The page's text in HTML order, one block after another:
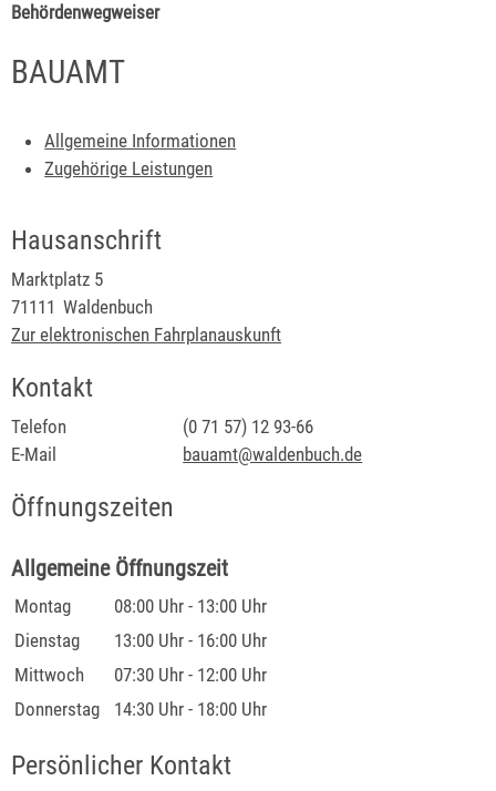
Behördenwegweiser
BAUAMT
Allgemeine Informationen
Zugehörige Leistungen
Hausanschrift
Marktplatz 5
71111 Waldenbuch
Zur elektronischen Fahrplanauskunft
Kontakt
Telefon (0 71 57) 12 93-66
E-Mail
bauamt@waldenbuch.de
Öffnungszeiten
Allgemeine Öffnungszeit
Montag 08:00 Uhr - 13:00 Uhr
Dienstag
13:00 Uhr - 16:00 Uhr
Mittwoch
07:30 Uhr - 12:00 Uhr
Donnerstag
14:30 Uhr - 18:00 Uhr
Persönlicher Kontakt